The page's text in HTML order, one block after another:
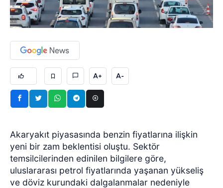
A+ A-
Akaryakıt piyasasında benzin fiyatlarına ilişkin
yeni bir zam beklentisi oluştu. Sektör
temsilcilerinden edinilen bilgilere göre,
uluslararası petrol fiyatlarında yaşanan yükseliş
ve döviz kurundaki dalgalanmalar nedeniyle